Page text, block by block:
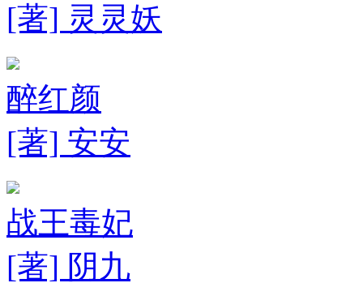
[著] 灵灵妖
醉红颜
[著] 安安
战王毒妃
[著] 阴九